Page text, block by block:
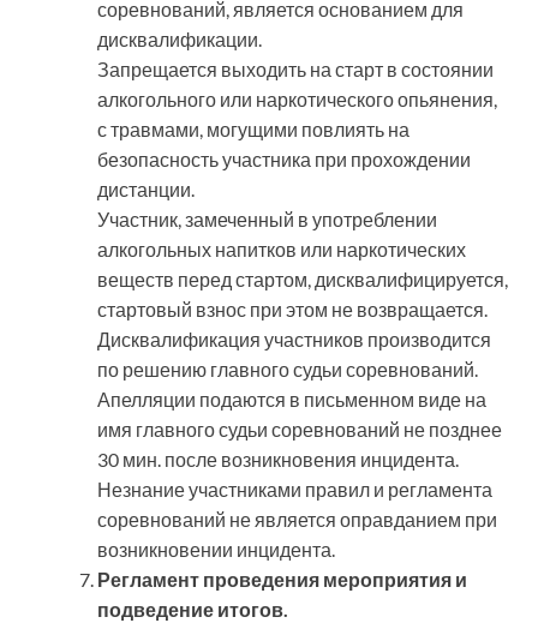
соревнований, является основанием для
дисквалификации.
Запрещается выходить на старт в состоянии
алкогольного или наркотического опьянения,
с травмами, могущими повлиять на
безопасность участника при прохождении
дистанции.
Участник, замеченный в употреблении
алкогольных напитков или наркотических
веществ перед стартом, дисквалифицируется,
стартовый взнос при этом не возвращается.
Дисквалификация участников производится
по решению главного судьи соревнований.
Апелляции подаются в письменном виде на
имя главного судьи соревнований не позднее
30 мин. после возникновения инцидента.
Незнание участниками правил и регламента
соревнований не является оправданием при
возникновении инцидента.
Регламент проведения мероприятия и
подведение итогов.